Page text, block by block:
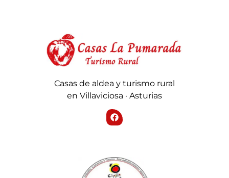
Casas de aldea y turismo rural
en Villaviciosa · Asturias